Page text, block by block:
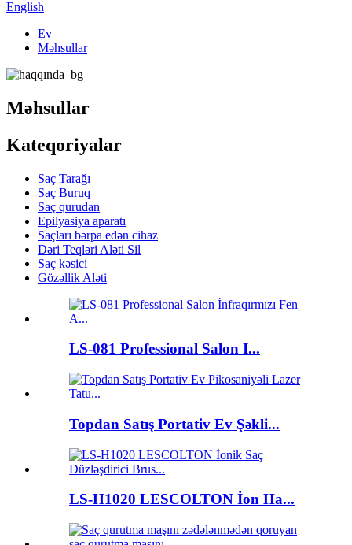
English
Ev
Məhsullar
Məhsullar
Kateqoriyalar
Saç Tarağı
Saç Buruq
Saç qurudan
Epilyasiya aparatı
Saçları bərpa edən cihaz
Dəri Teqləri Aləti Sil
Saç kəsici
Gözəllik Aləti
LS-081 Professional Salon I...
Topdan Satış Portativ Ev Şəkli...
LS-H1020 LESCOLTON İon Ha...